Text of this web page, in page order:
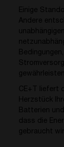
Einige
Andere
CE+T liefert
Herzstück
Batterien
dass die
gebraucht